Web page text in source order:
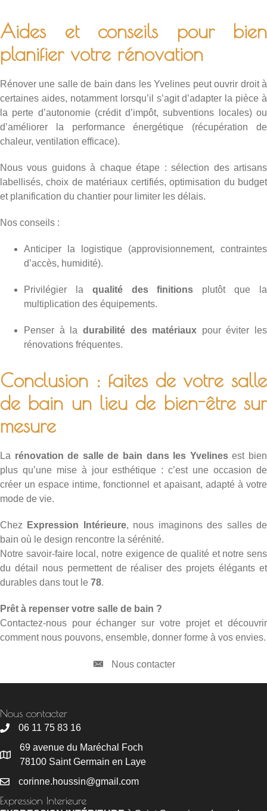
Aides et conseils pour bien
planifier votre rénovation
Rénover une salle de bain dans les Yvelines peut ouvrir droit à
certaines aides, notamment lorsqu’il s’agit d’adapter la pièce à
la perte d’autonomie (crédit d’impôt, subventions locales) ou
d’améliorer la performance énergétique (récupération de
chaleur, ventilation efficace).
Nous vous guidons à chaque étape : sélection des artisans
labellisés, choix de matériaux certifiés, optimisation du budget
et planification du chantier pour limiter les délais.
Nos conseils :
Anticiper la logistique (approvisionnement, contraintes
d’accès, humidité).
Privilégier la qualité des finitions plutôt que la
multiplication des équipements.
Penser à la durabilité des matériaux pour éviter les
rénovations fréquentes.
Conclusion : faites de votre salle
de bain un lieu de bien-être sur
mesure
La rénovation de salle de bain dans les Yvelinesest bien
plus qu’une mise à jour esthétique : c’est une occasion de
créer un espace intime, fonctionnel et apaisant, adapté à votre
mode de vie.
Chez Expression Intérieure, nous imaginons des salles de
bain où le design rencontre la sérénité.
Notre savoir-faire local, notre exigence de qualité et notre sens
du détail nous permettent de réaliser des projets élégants et
durables dans tout le 78.
Prêt à repenser votre salle de bain ?
Contactez-nous pour échanger sur votre projet et découvrir
comment nous pouvons, ensemble, donner forme à vos envies.
Nous contacter
Nous contacter
06 11 75 83 16
69 avenue du Maréchal Foch
78100 Saint Germain en Laye
corinne.houssin@gmail.com
Expression Interieure